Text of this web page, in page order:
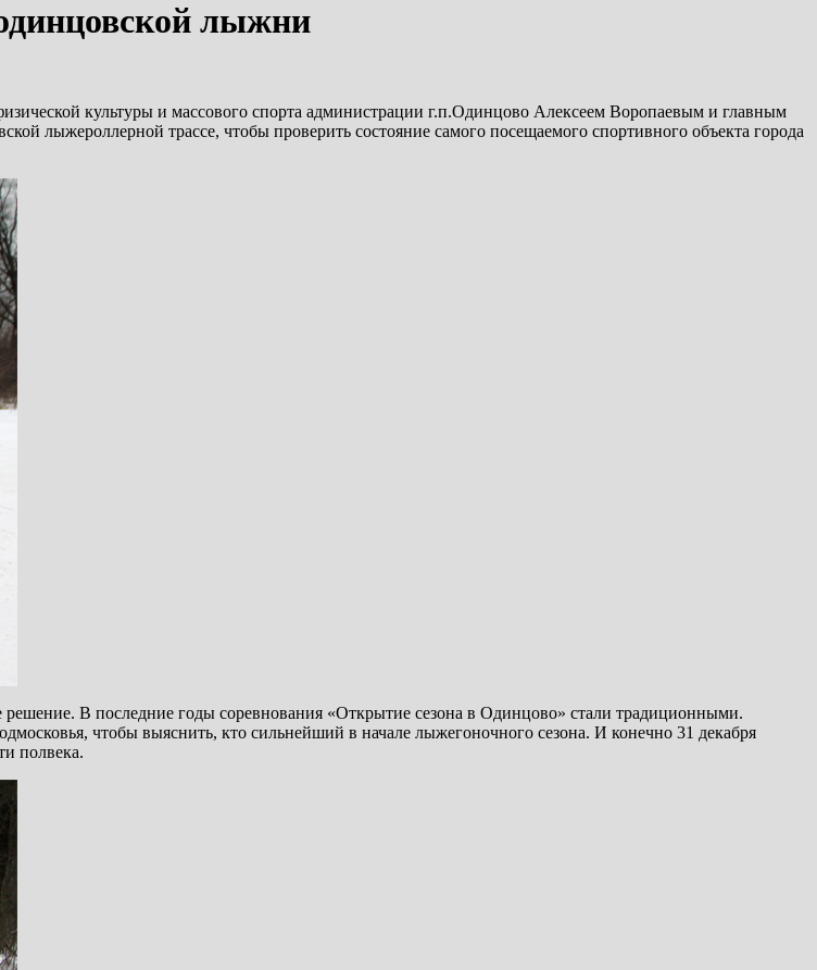
лыжни
культуры и массового спорта администрации г.п.Одинцово Алексеем Воропаевым и главным
лыжероллерной трассе, чтобы проверить состояние самого посещаемого спортивного объекта города
В последние годы соревнования «Открытие сезона в Одинцово» стали традиционными.
чтобы выяснить, кто сильнейший в начале лыжегоночного сезона. И конечно 31 декабря
полвека.